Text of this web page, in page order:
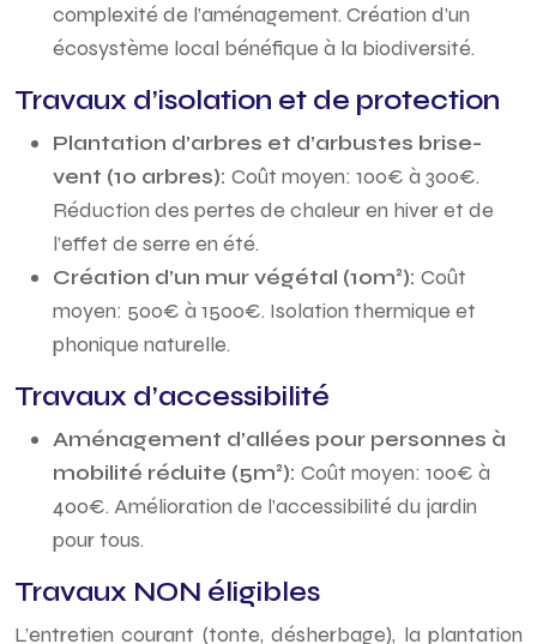
complexité de l’aménagement. Création d’un
écosystème local bénéfique à la biodiversité.
Travaux d’isolation et de protection
Plantation d’arbres et d’arbustes brise-
vent (10 arbres): Coût moyen: 100€ à 300€.
Réduction des pertes de chaleur en hiver et de
l’effet de serre en été.
Création d’un mur végétal (10m²): Coût
moyen: 500€ à 1500€. Isolation thermique et
phonique naturelle.
Travaux d’accessibilité
Aménagement d’allées pour personnes à
mobilité réduite (5m²): Coût moyen: 100€ à
400€. Amélioration de l’accessibilité du jardin
pour tous.
Travaux NON éligibles
L’entretien courant (tonte, désherbage), la plantation